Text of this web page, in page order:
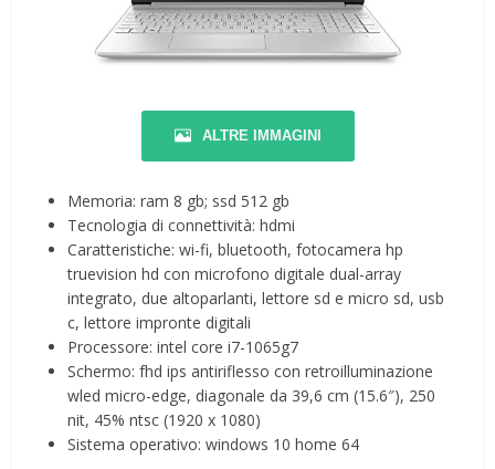
ALTRE IMMAGINI
Memoria: ram 8 gb; ssd 512 gb
Tecnologia di connettività: hdmi
Caratteristiche: wi-fi, bluetooth, fotocamera hp
truevision hd con microfono digitale dual-array
integrato, due altoparlanti, lettore sd e micro sd, usb
c, lettore impronte digitali
Processore: intel core i7-1065g7
Schermo: fhd ips antiriflesso con retroilluminazione
wled micro-edge, diagonale da 39,6 cm (15.6″), 250
nit, 45% ntsc (1920 x 1080)
Sistema operativo: windows 10 home 64